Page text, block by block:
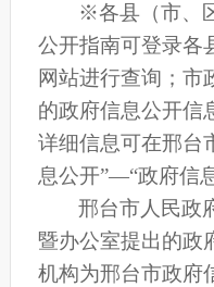
※各县（市、
公开指南可登录各
网站进行查询；市
的政府信息公开信
详细信息可在邢台
息公开”—“政府信
邢台市人民政
暨办公室提出的政
机构为邢台市政府